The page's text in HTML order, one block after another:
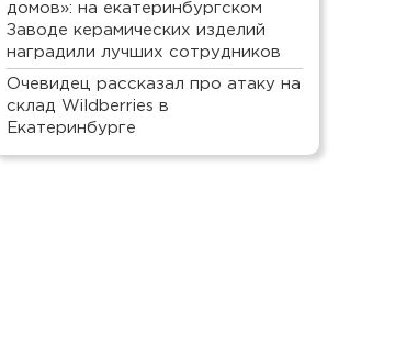
домов»: на екатеринбургском
Заводе керамических изделий
наградили лучших сотрудников
Очевидец рассказал про атаку на
склад Wildberries в
Екатеринбурге